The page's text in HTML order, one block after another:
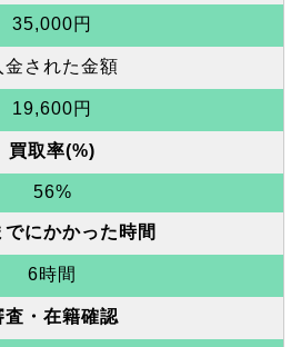
35,000円
金された金額
19,600円
買取率(%)
56%
でにかかった時間
6時間
査・在籍確認